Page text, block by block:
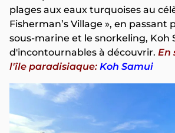
plages aux eaux turquoises au
Fisherman’s Village », en passant
sous-marine et le snorkeling, Koh
d'incontournables à découvrir. En
l'île paradisiaque: Koh Samui